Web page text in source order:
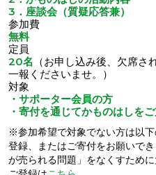
3．座談会（質疑応答兼）
参加費
無料
定員
20名 （お申し込み後、欠席
一報くださいませ。）
対象
・サポーター会員の方
・寄付を通じてかものはしを
※参加希望で対象でない方は以
登録、またはご寄付をお願いで
が売られる問題」をなくすため